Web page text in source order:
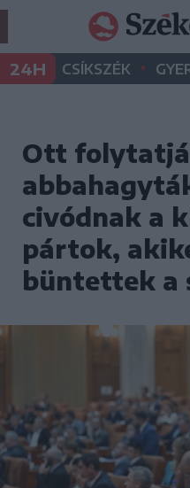
24H CSÍKSZÉK •
Ott
civódnak a
pártok,
büntettek a